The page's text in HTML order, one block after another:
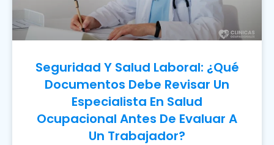
Seguridad Y Salud Laboral: ¿Qué
Documentos Debe Revisar Un
Especialista En Salud
Ocupacional Antes De Evaluar A
Un Trabajador?